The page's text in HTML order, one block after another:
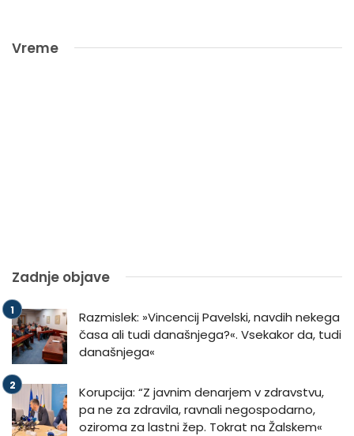
Vreme
Zadnje objave
Razmislek: »Vincencij Pavelski, navdih nekega
časa ali tudi današnjega?«. Vsekakor da, tudi
današnjega«
Korupcija: “Z javnim denarjem v zdravstvu,
pa ne za zdravila, ravnali negospodarno,
oziroma za lastni žep. Tokrat na Žalskem«